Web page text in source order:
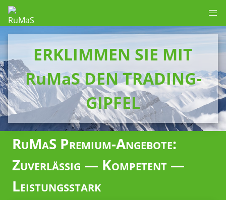
ERKLIMMEN SIE MIT
RuMaS DEN TRADING-
GIPFEL
RuMaS Premium-Angebote:
Zuverlässig — Kompetent —
Leistungsstark